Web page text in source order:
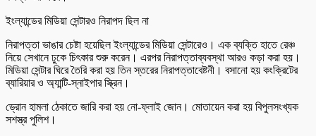
ইংল্যান্ডের মিডিয়া সেন্টারও নিরাপদ ছিল না
নিরাপত্তা ভাঙার চেষ্টা হয়েছিল ইংল্যান্ডের মিডিয়া সেন্টারেও। এক ব্যক্তি হাতে রেঞ্চ
নিয়ে সেখানে ঢুকে চিৎকার শুরু করেন। এরপর নিরাপত্তাব্যবস্থা আরও কড়া করা হয়।
মিডিয়া সেন্টার ঘিরে তৈরি করা হয় তিন স্তরের নিরাপত্তাবেষ্টনী। বসানো হয় কংক্রিটের
ব্যারিয়ার ও অ্যান্টি-স্নাইপার স্ক্রিন।
ড্রোন হামলা ঠেকাতে জারি করা হয় নো-ফ্লাই জোন। মোতায়েন করা হয় বিপুলসংখ্যক
সশস্ত্র পুলিশ।